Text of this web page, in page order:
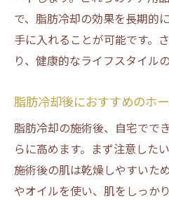
で、脂肪冷却の効果を長期的
手に入れることが可能です。
り、健康的なライフスタイル
脂肪冷却後におすすめのホ
脂肪冷却の施術後、自宅でで
らに高めます。まず注意した
施術後の肌は乾燥しやすいた
やオイルを使い、肌をしっか